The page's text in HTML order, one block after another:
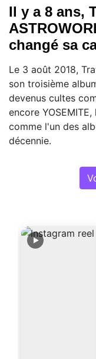
Il y a 8 ans,
changé sa
Le 3 août 2018,
son troisième
devenus cultes
encore
comme l'un des
décennie.